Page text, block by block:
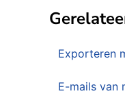
Exporteren
E-mails van